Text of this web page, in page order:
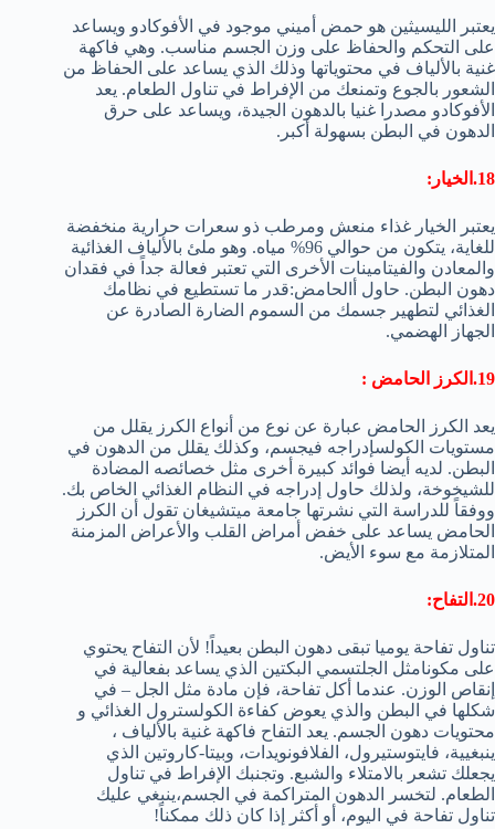
يعتبر الليسيثين هو حمض أميني موجود في اﻷفوكادو ويساعد
على التحكم والحفاظ على وزن الجسم مناسب. وهي فاكهة
غنية بالألياف في محتوياتها وذلك الذي يساعد على الحفاظ من
الشعور بالجوع وتمنعك من الإفراط في تناول الطعام. يعد
اﻷفوكادو مصدرا غنيا بالدهون الجيدة، ويساعد على حرق
الدهون في البطن بسهولة أكبر.
18.الخيار:
يعتبر الخيار غذاء منعش ومرطب ذو سعرات حرارية منخفضة
للغاية، يتكون من حوالي 96% مياه. وهو ملئ بالألياف الغذائية
والمعادن والفيتامينات الأخرى التي تعتبر فعالة جداً في فقدان
دهون البطن. حاول أالحامض:قدر ما تستطيع في نظامك
الغذائي لتطهير جسمك من السموم الضارة الصادرة عن
الجهاز الهضمي.
19.الكرز الحامض :
يعد الكرز الحامض عبارة عن نوع من أنواع الكرز يقلل من
مستويات الكولسإدراجه فيجسم، وكذلك يقلل من الدهون في
البطن. لديه أيضا فوائد كبيرة أخرى مثل خصائصه المضادة
للشيخوخة، ولذلك حاول إدراجه في النظام الغذائي الخاص بك.
ووفقاً للدراسة التي نشرتها جامعة ميتشيغان تقول أن الكرز
الحامض يساعد على خفض أمراض القلب والأعراض المزمنة
المتلازمة مع سوء الأيض.
20.التفاح:
تناول تفاحة يوميا تبقى دهون البطن بعيداً! لأن التفاح يحتوي
على مكونامثل الجلتسمي البكتين الذي يساعد بفعالية في
إنقاص الوزن. عندما أكل تفاحة، فإن مادة مثل الجل – في
شكلها في البطن والذي يعوض كفاءة الكولسترول الغذائي و
محتويات دهون الجسم. يعد التفاح فاكهة غنية بالألياف ،
ينبغيية، فايتوستيرول، الفلافونويدات، وبيتا-كاروتين الذي
يجعلك تشعر بالامتلاء والشبع. وتجنبك الإفراط في تناول
الطعام. لتخسر الدهون المتراكمة في الجسم،ينبغي عليك
تناول تفاحة في اليوم، أو أكثر إذا كان ذلك ممكناً!